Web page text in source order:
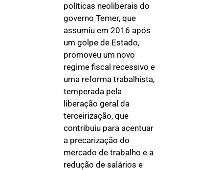
políticas neoliberais do
governo Temer, que
assumiu em 2016 após
um golpe de Estado,
promoveu um novo
regime fiscal recessivo e
uma reforma trabalhista,
temperada pela
liberação geral da
terceirização, que
contribuiu para acentuar
a precarização do
mercado de trabalho e a
redução de salários e